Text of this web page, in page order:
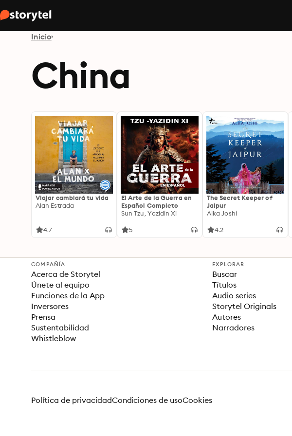
Inicio
China
Viajar cambiará tu vida
Alan Estrada
4.7
El Arte de la Guerra en
Español Completo
Sun Tzu, Yazidin Xi
5
The Secret Keeper of
Jaipur
Alka Joshi
4.2
COMPAÑÍA
Acerca de Storytel
Únete al equipo
Funciones de la App
Inversores
Prensa
Sustentabilidad
Whistleblow
EXPLORAR
Buscar
Títulos
Audio series
Storytel Originals
Autores
Narradores
Política de privacidadCondiciones de usoCookies